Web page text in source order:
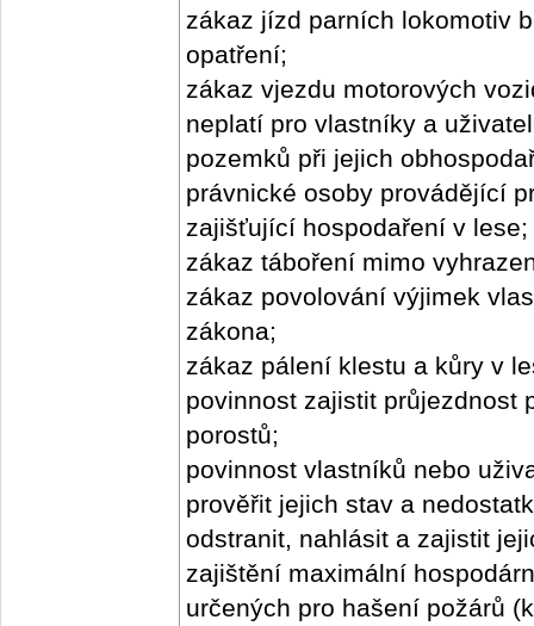
zákaz jízd parních lokomotiv
opatření;
zákaz vjezdu motorových
neplatí pro vlastníky a
pozemků při jejich
právnické osoby provádějící
zajišťující hospodaření v lese;
zákaz táboření mimo
zákaz povolování výjimek
zákona;
zákaz pálení klestu a kůry v
povinnost zajistit průjezdnost
porostů;
povinnost vlastníků nebo
prověřit jejich stav a
odstranit, nahlásit a zajistit
zajištění maximální
určených pro hašení požárů